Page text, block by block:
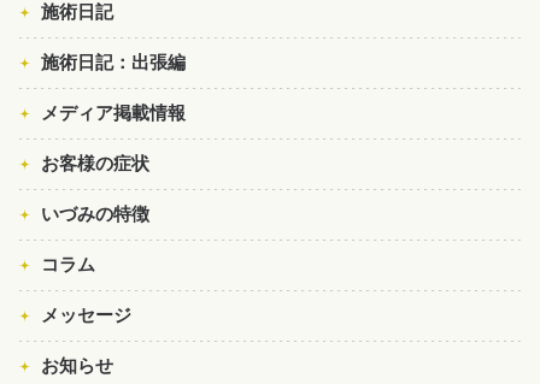
施術日記
施術日記：出張編
メディア掲載情報
お客様の症状
いづみの特徴
コラム
メッセージ
お知らせ